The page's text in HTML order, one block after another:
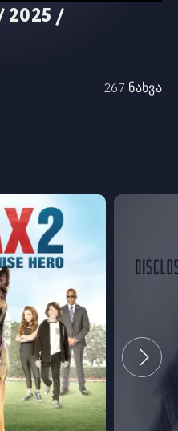
/
267 ნახვა